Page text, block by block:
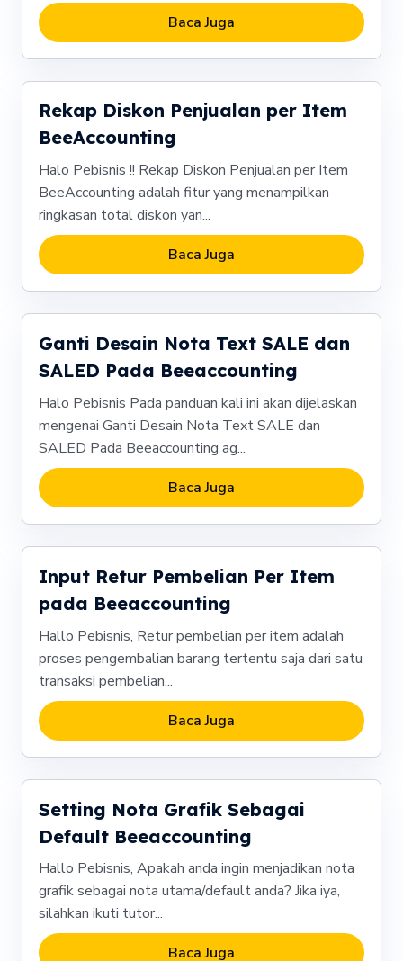
Baca Juga
Rekap Diskon Penjualan per Item
BeeAccounting
Halo Pebisnis !! Rekap Diskon Penjualan per Item
BeeAccounting adalah fitur yang menampilkan
ringkasan total diskon yan...
Baca Juga
Ganti Desain Nota Text SALE dan
SALED Pada Beeaccounting
Halo Pebisnis Pada panduan kali ini akan dijelaskan
mengenai Ganti Desain Nota Text SALE dan
SALED Pada Beeaccounting ag...
Baca Juga
Input Retur Pembelian Per Item
pada Beeaccounting
Hallo Pebisnis, Retur pembelian per item adalah
proses pengembalian barang tertentu saja dari satu
transaksi pembelian...
Baca Juga
Setting Nota Grafik Sebagai
Default Beeaccounting
Hallo Pebisnis, Apakah anda ingin menjadikan nota
grafik sebagai nota utama/default anda? Jika iya,
silahkan ikuti tutor...
Baca Juga